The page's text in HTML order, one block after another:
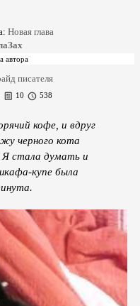
Новая глава
писателя
10 538
кофе, и вдруг
черного кота
Я стала думать и
купе была